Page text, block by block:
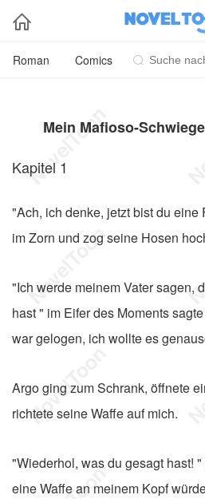

Roman Comics 
Mein Mafioso-
Kapitel 1
"Ach, ich denke, jetzt bist du eine
im Zorn und zog seine Hosen
"Ich werde meinem Vater sagen,
hast " im Eifer des Moments
war gelogen, ich wollte es
Argo ging zum Schrank, öffnete
richtete seine Waffe auf mich.
"Wiederhol, was du gesagt hast!
eine Waffe an meinem Kopf